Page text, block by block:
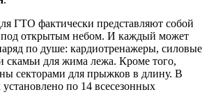
ГТО фактически представляют собой
под открытым небом. И каждый может
по душе: кардиотренажеры, силовые
скамьи для жима лежа. Кроме того,
секторами для прыжков в длину. В
по 14 всесезонных